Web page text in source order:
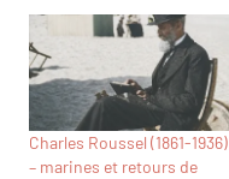
Charles Roussel (1861-1936)
– marines et retours de